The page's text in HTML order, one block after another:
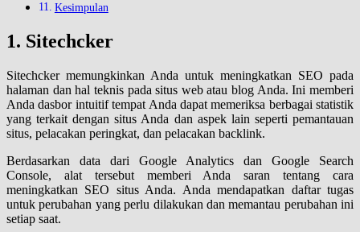
Kesimpulan
1. Sitechcker
Sitechcker memungkinkan Anda untuk meningkatkan SEO pada
halaman dan hal teknis pada situs web atau blog Anda. Ini memberi
Anda dasbor intuitif tempat Anda dapat memeriksa berbagai statistik
yang terkait dengan situs Anda dan aspek lain seperti pemantauan
situs, pelacakan peringkat, dan pelacakan backlink.
Berdasarkan data dari Google Analytics dan Google Search
Console, alat tersebut memberi Anda saran tentang cara
meningkatkan SEO situs Anda. Anda mendapatkan daftar tugas
untuk perubahan yang perlu dilakukan dan memantau perubahan ini
setiap saat.